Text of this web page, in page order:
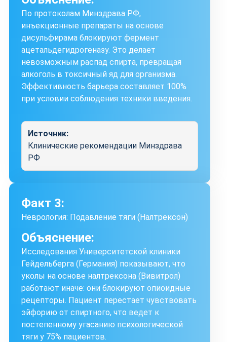
По протоколам Минздрава РФ,
инъекционные препараты на основе
дисульфирама блокируют фермент
ацетальдегидрогеназу. Это делает
невозможным распад спирта, превращая
алкоголь в токсичный яд для организма.
Эффективность барьера составляет 100%
при условии соблюдения техники введения.
Источник:
Клинические рекомендации Минздрава
РФ
Факт 3:
Неврология: Подавление тяги (Налтрексон)
Объяснение:
Исследования Университетской клиники
Гейдельберга (Германия) показывают, что
уколы на основе налтрексона (Вивитрол)
работают иначе: они блокируют опиоидные
рецепторы. Пациент перестает чувствовать
эйфорию от спиртного, что ведет к
постепенному угасанию психологической
тяги у 75% пациентов.